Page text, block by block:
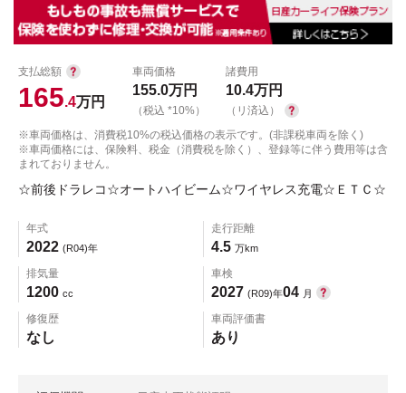
支払総額
165.4万円
車両価格
155.0万円
（税込 *10%）
諸費用
10.4万円
（リ済込）
※車両価格は、消費税10%の税込価格の表示です。(非課税車両を除く)
※車両価格には、保険料、税金（消費税を除く）、登録等に伴う費用等は含
まれておりません。
☆前後ドラレコ☆オートハイビーム☆ワイヤレス充電☆ＥＴＣ☆
年式
2022 (R04)年
走行距離
4.5 万km
排気量
1200 cc
車検
2027 (R09)年04 月
修復歴
なし
車両評価書
あり